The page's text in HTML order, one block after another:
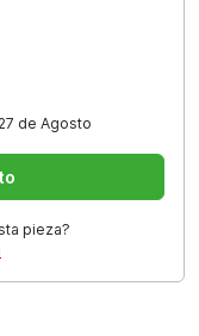
de Agosto
pieza?